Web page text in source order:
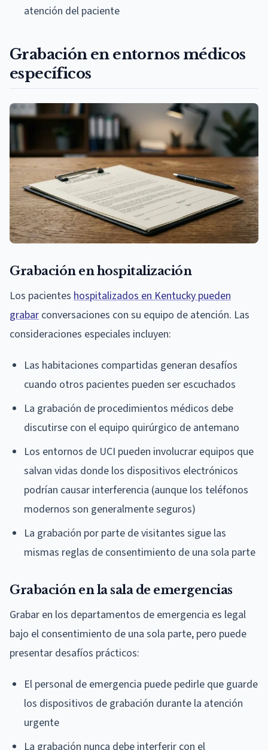
atención del paciente
Grabación en entornos médicos
específicos
Grabación en hospitalización
Los pacientes hospitalizados en Kentucky pueden
grabar conversaciones con su equipo de atención. Las
consideraciones especiales incluyen:
Las habitaciones compartidas generan desafíos
cuando otros pacientes pueden ser escuchados
La grabación de procedimientos médicos debe
discutirse con el equipo quirúrgico de antemano
Los entornos de UCI pueden involucrar equipos que
salvan vidas donde los dispositivos electrónicos
podrían causar interferencia (aunque los teléfonos
modernos son generalmente seguros)
La grabación por parte de visitantes sigue las
mismas reglas de consentimiento de una sola parte
Grabación en la sala de emergencias
Grabar en los departamentos de emergencia es legal
bajo el consentimiento de una sola parte, pero puede
presentar desafíos prácticos:
El personal de emergencia puede pedirle que guarde
los dispositivos de grabación durante la atención
urgente
La grabación nunca debe interferir con el